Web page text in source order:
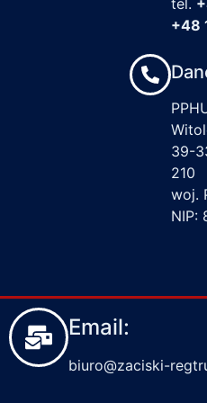
tel.
+48
39-
210
woj.
NIP:
Email:
biuro@zaciski-